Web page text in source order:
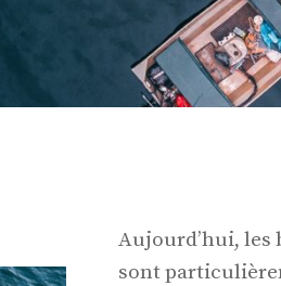
Aujourd’hui, les
sont